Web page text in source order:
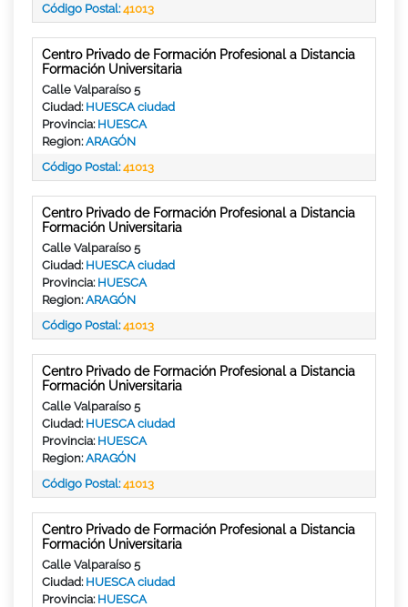
Código Postal:41013
Centro Privado de Formación Profesional a Distancia
Formación Universitaria
Calle Valparaíso 5
Ciudad: HUESCA ciudad
Provincia: HUESCA
Region:ARAGÓN
Código Postal:41013
Centro Privado de Formación Profesional a Distancia
Formación Universitaria
Calle Valparaíso 5
Ciudad: HUESCA ciudad
Provincia: HUESCA
Region:ARAGÓN
Código Postal:41013
Centro Privado de Formación Profesional a Distancia
Formación Universitaria
Calle Valparaíso 5
Ciudad: HUESCA ciudad
Provincia: HUESCA
Region:ARAGÓN
Código Postal:41013
Centro Privado de Formación Profesional a Distancia
Formación Universitaria
Calle Valparaíso 5
Ciudad: HUESCA ciudad
Provincia: HUESCA